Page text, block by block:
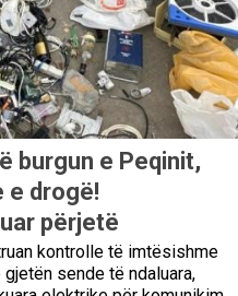
burgun e Peqinit,
e drogë!
përjetë
kontrolle të imtësishme
sende të ndaluara,